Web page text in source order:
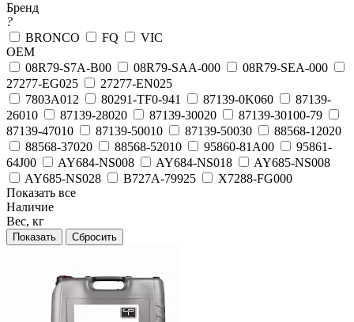
Бренд
?
BRONCO
FQ
VIC
OEM
08R79-S7A-B00
08R79-SAA-000
08R79-SEA-000
27277-EG025
27277-EN025
7803A012
80291-TF0-941 87139-0K060
87139-
26010
87139-28020 87139-30020
87139-30100-79
87139-47010
87139-50010 87139-50030
88568-12020
88568-37020
88568-52010 95860-81A00
95861-
64J00
AY684-NS008 AY684-NS018
AY685-NS008
AY685-NS028
B727A-79925
X7288-FG000
Показать все
Наличие
Вес, кг
Сбросить